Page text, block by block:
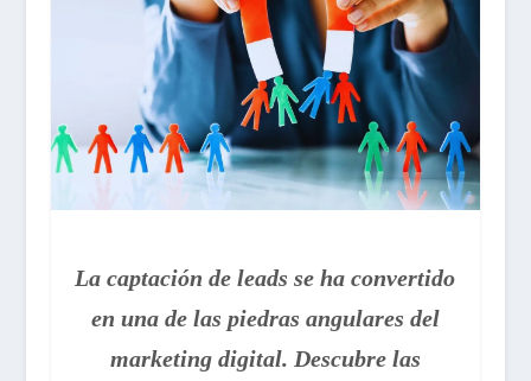
La captación de leads se ha convertido
en una de las piedras angulares del
marketing digital. Descubre las